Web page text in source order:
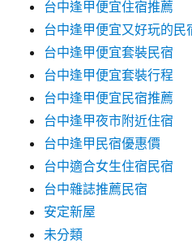
台中逢甲便宜住宿推薦
台中逢甲便宜又好玩的民
台中逢甲便宜套裝民宿
台中逢甲便宜套裝行程
台中逢甲便宜民宿推薦
台中逢甲夜市附近住宿
台中逢甲民宿優惠價
台中適合女生住宿民宿
台中雜誌推薦民宿
安定新屋
未分類